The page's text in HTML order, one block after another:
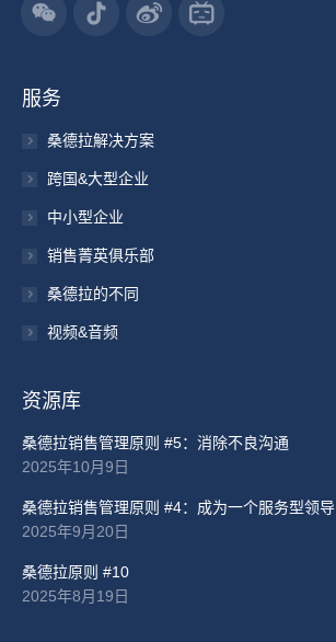
服务
桑德拉解决方案
跨国&大型企业
中小型企业
销售菁英俱乐部
桑德拉的不同
视频&音频
资源库
桑德拉销售管理原则 #5：消除不良沟通
2025年10月9日
桑德拉销售管理原则 #4：成为一个服务型领导
2025年9月20日
桑德拉原则 #10
2025年8月19日